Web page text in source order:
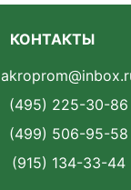
КОНТАКТЫ
(495) 225-30-86
(499) 506-95-58
(915) 134-33-44